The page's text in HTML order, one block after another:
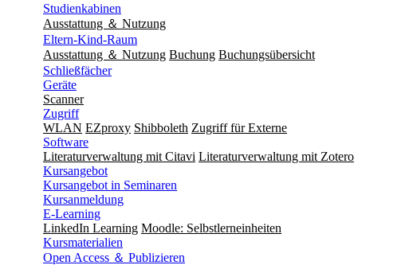
Studienkabinen
Ausstattung ＆ Nutzung
Eltern-Kind-Raum
Ausstattung ＆ Nutzung Buchung Buchungsübersicht
Schließfächer
Geräte
Scanner
Zugriff
WLAN EZproxy Shibboleth Zugriff für Externe
Software
Literaturverwaltung mit Citavi Literaturverwaltung mit Zotero
Kursangebot
Kursangebot in Seminaren
Kursanmeldung
E-Learning
LinkedIn Learning Moodle: Selbstlerneinheiten
Kursmaterialien
Open Access ＆ Publizieren